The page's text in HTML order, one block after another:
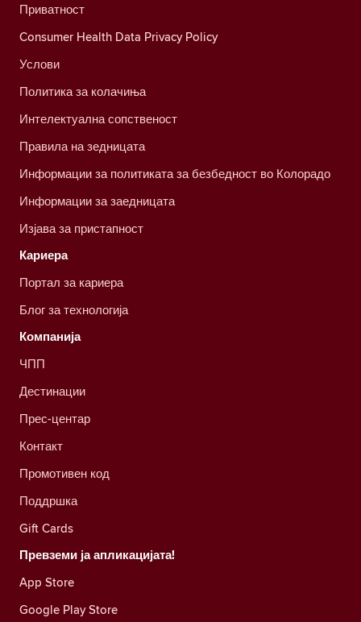
Приватност
Consumer Health Data Privacy Policy
Услови
Политика за колачиња
Интелектуална сопственост
Правила на зедницата
Информации за политиката за безбедност во Колорадо
Информации за заедницата
Изјава за пристапност
Кариера
Портал за кариера
Блог за технологија
Компанија
ЧПП
Дестинации
Прес-центар
Контакт
Промотивен код
Поддршка
Gift Cards
Превземи ја апликацијата!
App Store
Google Play Store